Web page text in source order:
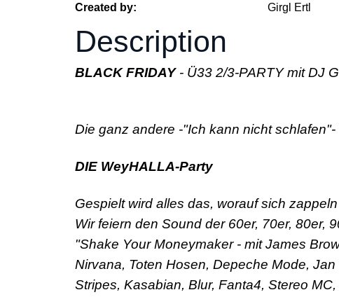
Created by: Girgl Ertl
Description
BLACK FRIDAY- Ü33 2/3-PARTY mit DJ
Die ganz andere -"Ich kann nicht schlafen"-
DIE WeyHALLA-Party
Gespielt wird alles das, worauf sich
Wir feiern den Sound der 60er, 70er, 80er,
"Shake Your Moneymaker - mit James
Nirvana, Toten Hosen, Depeche Mode,
Stripes, Kasabian, Blur, Fanta4, Stereo